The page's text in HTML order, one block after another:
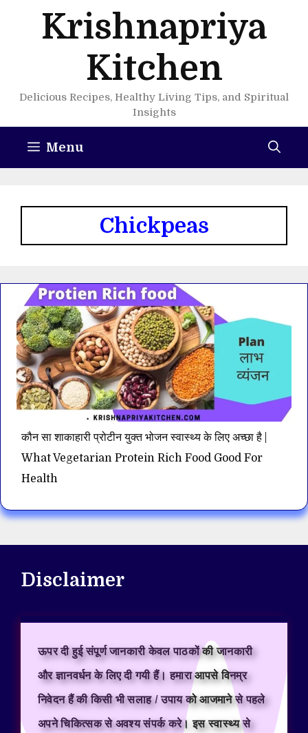
Krishnapriya
Kitchen
Delicious Recipes, Healthy Living Tips, and Spiritual
Insights
Menu
Chickpeas
कौन सा शाकाहारी प्रोटीन युक्त भोजन स्वास्थ्य के लिए अच्छा है |
What Vegetarian Protein Rich Food Good For
Health
Disclaimer
ऊपर दी हुई संपूर्ण जानकारी केवल पाठकों की जानकारी
और ज्ञानवर्धन के लिए दी गयी हैं। हमारा आपसे विनम्र
निवेदन हैं की किसी भी सलाह / उपाय को आजमाने से पहले
अपने चिकित्सक से अवश्य संपर्क करे। इस स्वास्थ्य से